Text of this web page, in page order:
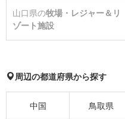
山口県の牧場・レジャー＆リ
ゾート施設
周辺の都道府県から探す
中国 鳥取県